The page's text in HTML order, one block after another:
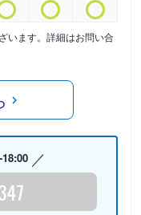
います。詳細はお問い合